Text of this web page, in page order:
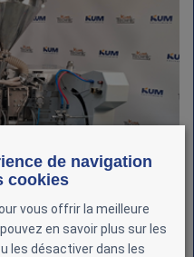
de navigation
cookies
vous offrir la meilleure
en savoir plus sur les
les désactiver dans les